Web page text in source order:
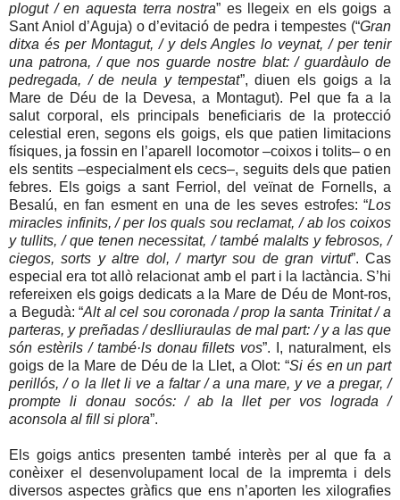
plogut / en aquesta terra nostra” es llegeix en els goigs a
Sant Aniol d’Aguja) o d’evitació de pedra i tempestes (“Gran
ditxa és per Montagut, / y dels Angles lo veynat, / per tenir
una patrona, / que nos guarde nostre blat: / guardàulo de
pedregada, / de neula y tempestat”, diuen els goigs a la
Mare de Déu de la Devesa, a Montagut). Pel que fa a la
salut corporal, els principals beneficiaris de la protecció
celestial eren, segons els goigs, els que patien limitacions
físiques, ja fossin en l’aparell locomotor –coixos i tolits– o en
els sentits –especialment els cecs–, seguits dels que patien
febres. Els goigs a sant Ferriol, del veïnat de Fornells, a
Besalú, en fan esment en una de les seves estrofes: “Los
miracles infinits, / per los quals sou reclamat, / ab los coixos
y tullits, / que tenen necessitat, / també malalts y febrosos, /
ciegos, sorts y altre dol, / martyr sou de gran virtut”. Cas
especial era tot allò relacionat amb el part i la lactància. S’hi
refereixen els goigs dedicats a la Mare de Déu de Mont-ros,
a Begudà: “Alt al cel sou coronada / prop la santa Trinitat / a
parteras, y preñadas / deslliuraulas de mal part: / y a las que
són estèrils / també·ls donau fillets vos”. I, naturalment, els
goigs de la Mare de Déu de la Llet, a Olot: “Si és en un part
perillós, / o la llet li ve a faltar / a una mare, y ve a pregar, /
prompte li donau socós: / ab la llet per vos lograda /
aconsola al fill si plora”.
Els goigs antics presenten també interès per al que fa a
conèixer el desenvolupament local de la impremta i dels
diversos aspectes gràfics que ens n’aporten les xilografies